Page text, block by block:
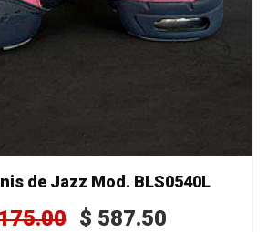
de Jazz Mod. BLS0540L
$ 587.50